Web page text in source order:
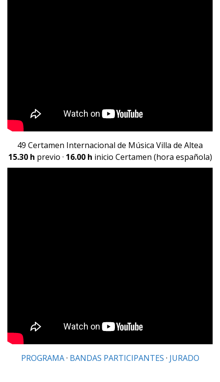
49 Certamen Internacional de Música Villa de Altea
15.30 h previo · 16.00 h inicio Certamen (hora española)
PROGRAMA· BANDAS PARTICIPANTES · JURADO